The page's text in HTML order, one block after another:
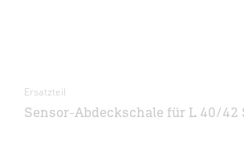
Ersatzteil
Sensor-Abdeckschale für L 40/42